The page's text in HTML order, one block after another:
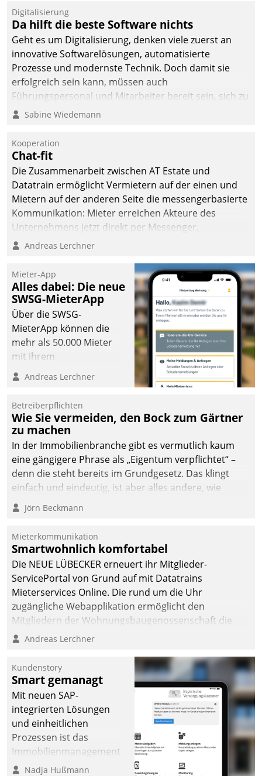
Jahresbeginn eine
Überblick, Einsicht und
Eingriff bietende Lösung.
Zur Entwicklung setzte
man auf
Cloudtechnologie,
bewährte und Startup-
agile Projektmethoden.
Digitalisierung
Da hilft die beste Software nichts
Geht es um Digitalisierung, denken viele zuerst an
innovative Softwarelösungen, automatisierte
Prozesse und modernste Technik. Doch damit sie
erfolgreich sein kann, müssen auch
Führungspersonal und Mitarbeiter bereit sein, sich zu
verändern und anzupassen, sonst werden sie an ihr
Sabine Wiedemann
Kooperation
Chat-fit
Die Zusammenarbeit zwischen AT Estate und
Datatrain ermöglicht Vermietern auf der einen und
Mietern auf der anderen Seite die messengerbasierte
Kommunikation: Mieter erreichen Akteure des
Unternehmens jetzt direkt per Messenger,
Mitarbeiter oder Dienstleister empfangen oder
Andreas Lerchner
Mieter-App
Alles dabei: Die neue
SWSG-MieterApp
Über die SWSG-
MieterApp können die
mehr als 50.000 Mieter
mit ihrem
Wohnungsunternehmen
kommunizieren, auf dem
einsehen und ändern
oder
Schadensmeldungen
abgeben – rund um die
Uhr.
Andreas Lerchner
Betreiberpflichten
Wie Sie vermeiden, den Bock zum Gärtner
zu machen
In der Immobilienbranche gibt es vermutlich kaum
eine gängigere Phrase als „Eigentum verpflichtet“ –
denn die steht bereits im Grundgesetz. Das klingt
einfach und eindeutig, ist aber alles andere, wie
Branchenbeschäftigte wissen. Denn mit der
Verantwortung folgen Verpflichtungen.
Jörn Beckmann
Mieterkommunikation
Smartwohnlich komfortabel
Die NEUE LÜBECKER erneuert ihr Mitglieder-
ServicePortal von Grund auf mit Datatrains
Mieterservices Online. Die rund um die Uhr
zugängliche Webapplikation ermöglicht den
Mitgliedern der Wohnungs­bau­genossenschaft die
Kontaktaufnahme per Smartphone, Tablet oder PC.
Andreas Lerchner
Kundenstory
Smart gemanagt
Mit neuen SAP-
integrierten Lösungen
und einheitlichen
Prozessen ist das
Immobilienmanagement
der Bayerischen
Nadja Hußmann